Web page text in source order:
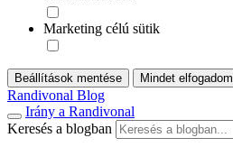
Marketing célú sütik
Beállítások mentése Mindet elfogadom
Randivonal Blog
Irány a Randivonal
Keresés a blogban